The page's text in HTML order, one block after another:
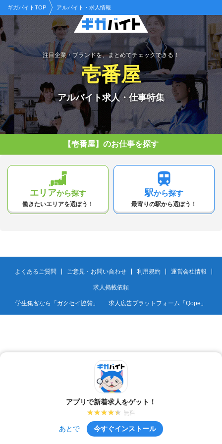
ギガバイトTOP アルバイト・求人情報
注目企業・ブランドを、まとめてチェックできる！
壱番屋
アルバイト求人・仕事特集
【壱番屋】のお仕事を探す
エリアから探す
働きたいエリアを選ぼう！
駅から探す
最寄りの駅から選ぼう！
アプリで新着求人をゲット！
-無料
あとで 今すぐインストール
よくあるご質問 ご意見・お問い合わせ 利用規約 運営会社情報
求人掲載依頼
学生集客なら「ガクセイ協賛」 求人広告プラットフォーム「Qope」